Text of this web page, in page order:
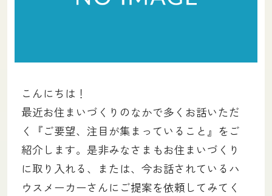
イベント情報
お問い合わせ
カスタマーハラスメントポリシー
こんにちは！
最近お住まいづくりのなかで多くお話いただ
く『ご要望、注目が集まっていること』をご
紹介します。是非みなさまもお住まいづくり
に取り入れる、または、今お話されているハ
ウスメーカーさんにご提案を依頼してみてく